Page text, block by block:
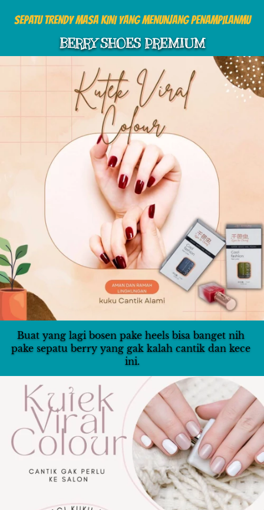
SEPATU TRENDY MASA KINI YANG MENUNJANG PENAMPILANMU
BERRY SHOES PREMIUM
Buat yang lagi bosen pake heels bisa banget nih
pake sepatu berry yang gak kalah cantik dan kece
ini.